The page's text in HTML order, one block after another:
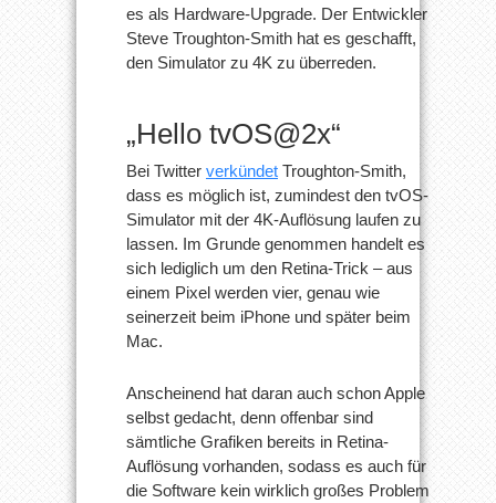
Auflösung
hacken
es als Hardware-Upgrade. Der Entwickler
Steve Troughton-Smith hat es geschafft,
den Simulator zu 4K zu überreden.
„Hello tvOS@2x“
Bei Twitter verkündet Troughton-Smith,
dass es möglich ist, zumindest den tvOS-
Simulator mit der 4K-Auflösung laufen zu
lassen. Im Grunde genommen handelt es
sich lediglich um den Retina-Trick – aus
einem Pixel werden vier, genau wie
seinerzeit beim iPhone und später beim
Mac.
Anscheinend hat daran auch schon Apple
selbst gedacht, denn offenbar sind
sämtliche Grafiken bereits in Retina-
Auflösung vorhanden, sodass es auch für
die Software kein wirklich großes Problem